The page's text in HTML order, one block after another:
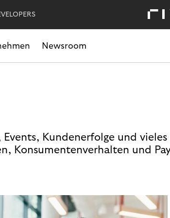
Newsroom
Kundenerfolge und
Konsumentenverhalten und